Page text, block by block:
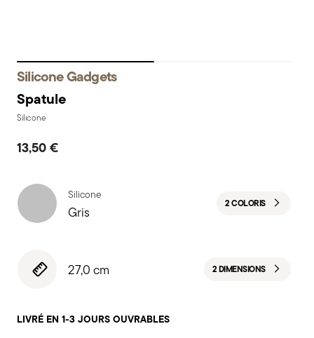
Silicone Gadgets
Spatule
Silicone
13,50 €
Silicone
Gris 2 COLORIS
27,0 cm 2 DIMENSIONS
LIVRÉ EN 1-3 JOURS OUVRABLES